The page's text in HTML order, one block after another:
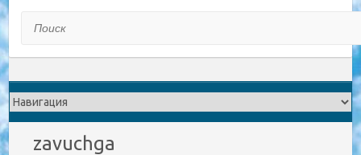
zavuchga